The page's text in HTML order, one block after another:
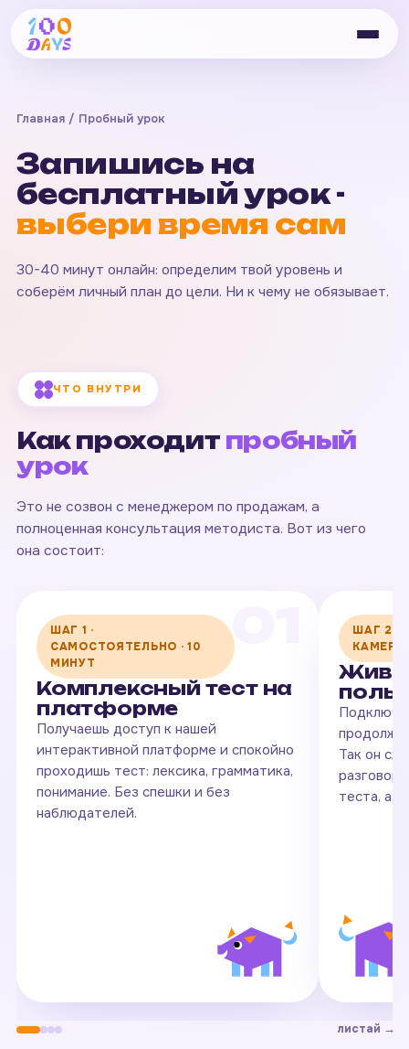
Главная / Пробный урок
Запишись на
бесплатный урок -
выбери время сам
30-40 минут онлайн: определим твой уровень и
соберём личный план до цели. Ни к чему не обязывает.
ЧТО ВНУТРИ
Как проходит пробный
урок
Это не созвон с менеджером по продажам, а
полноценная консультация методиста. Вот из чего
она состоит:
01
ШАГ 1 ·
САМОСТОЯТЕЛЬНО · 10
МИНУТ
Комплексный тест на
платформе
Получаешь доступ к нашей
интерактивной платформе и спокойно
проходишь тест: лексика, грамматика,
понимание. Без спешки и без
наблюдателей.
ШАГ 2 ·
Так он
теста, а
листай